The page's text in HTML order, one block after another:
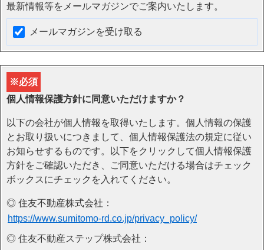
最新情報等をメールマガジンでご案内いたします。
メールマガジンを受け取る
※必須
個人情報保護方針に 同意いただけますか？
以下の会社が個人情報を取得いたします。個人情報の保護
とお取り扱いにつきまして、個人情報保護法の規定に従い
お知らせするものです。以下をクリックして個人情報保護
方針をご確認いただき、ご同意いただける場合はチェック
ボックスにチェックを入れてください。
◎ 住友不動産株式会社：
https://www.sumitomo-rd.co.jp/privacy_policy/
◎ 住友不動産ステップ株式会社：